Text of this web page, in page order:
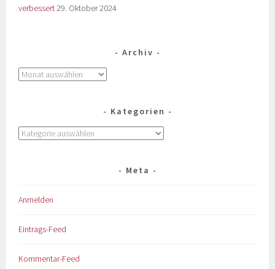
verbessert29. Oktober 2024
Archiv
Kategorien
Meta
Anmelden
Eintrags-Feed
Kommentar-Feed